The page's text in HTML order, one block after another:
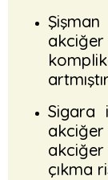
Sigara
çıkma